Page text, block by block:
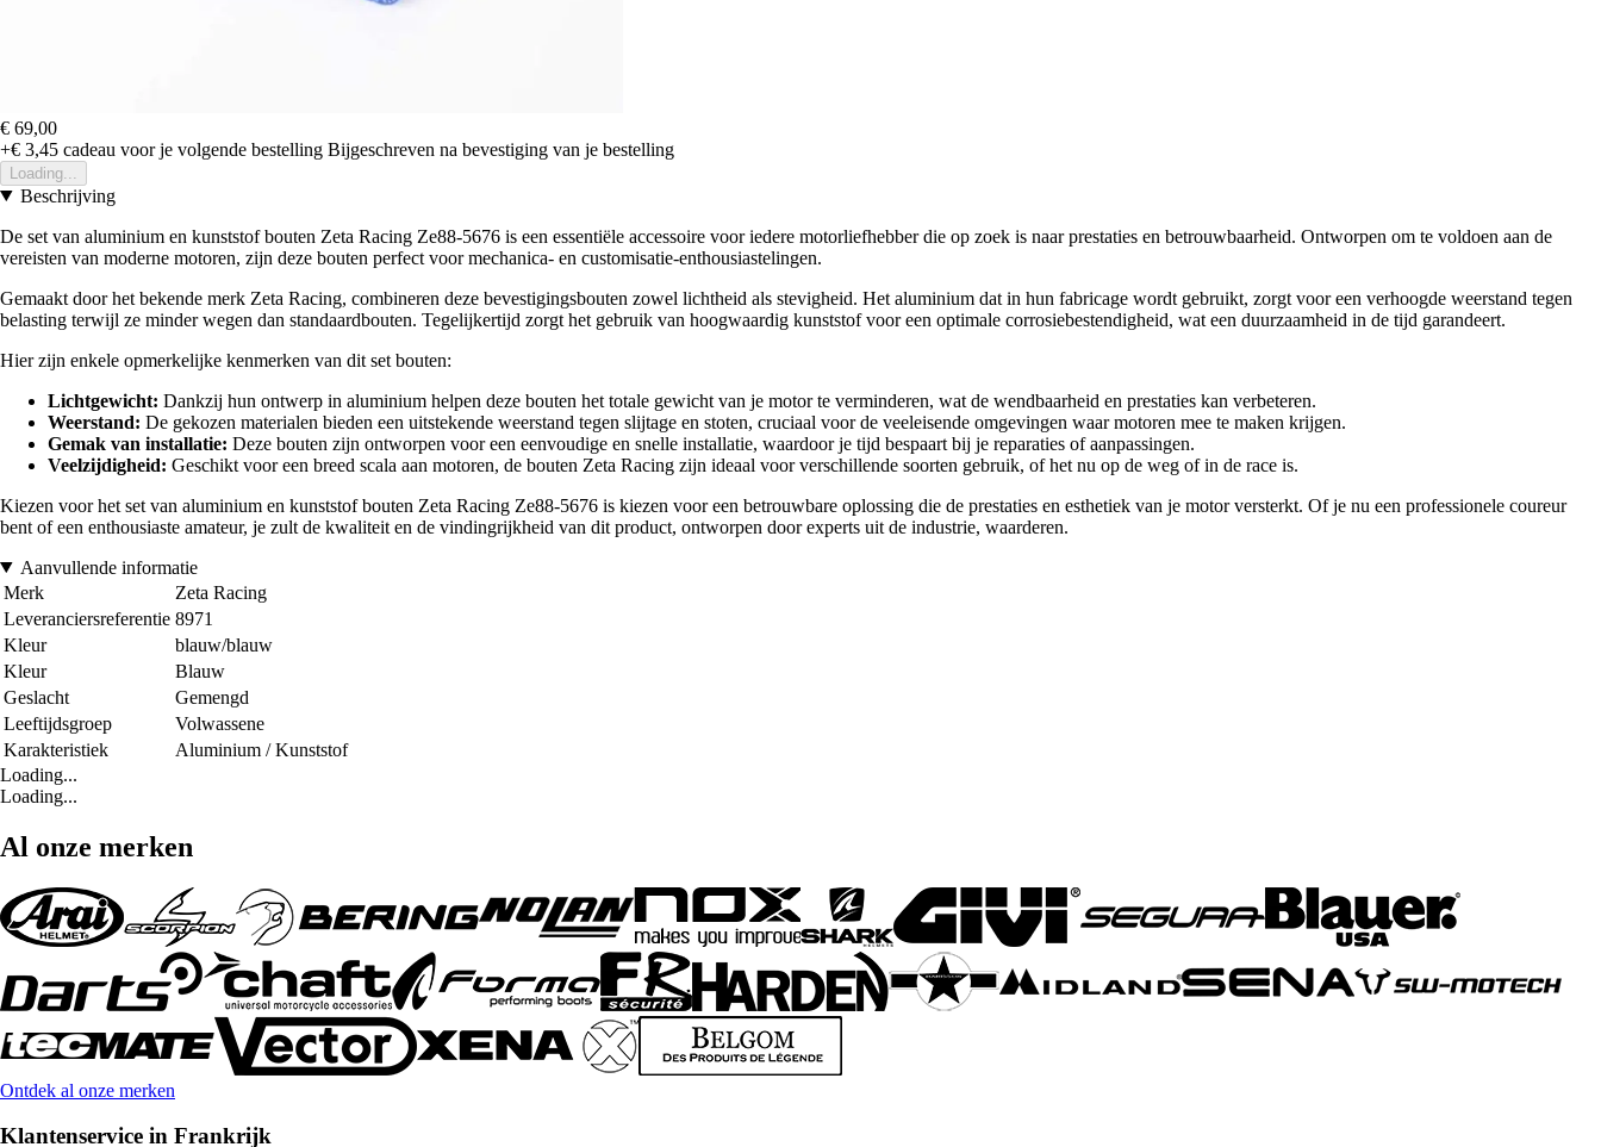
€ 69,00
+€ 3,45 cadeau voor je volgende bestelling Bijgeschreven na bevestiging van je bestelling
Loading...
Beschrijving
De set van aluminium en kunststof bouten Zeta Racing Ze88-5676 is een essentiële accessoire voor iedere motorliefhebber die op zoek is naar prestaties en betrouwbaarheid. Ontworpen om te voldoen aan de
vereisten van moderne motoren, zijn deze bouten perfect voor mechanica- en customisatie-enthousiastelingen.
Gemaakt door het bekende merk Zeta Racing, combineren deze bevestigingsbouten zowel lichtheid als stevigheid. Het aluminium dat in hun fabricage wordt gebruikt, zorgt voor een verhoogde weerstand tegen
belasting terwijl ze minder wegen dan standaardbouten. Tegelijkertijd zorgt het gebruik van hoogwaardig kunststof voor een optimale corrosiebestendigheid, wat een duurzaamheid in de tijd garandeert.
Hier zijn enkele opmerkelijke kenmerken van dit set bouten:
Lichtgewicht: Dankzij hun ontwerp in aluminium helpen deze bouten het totale gewicht van je motor te verminderen, wat de wendbaarheid en prestaties kan verbeteren.
Weerstand: De gekozen materialen bieden een uitstekende weerstand tegen slijtage en stoten, cruciaal voor de veeleisende omgevingen waar motoren mee te maken krijgen.
Gemak van installatie: Deze bouten zijn ontworpen voor een eenvoudige en snelle installatie, waardoor je tijd bespaart bij je reparaties of aanpassingen.
Veelzijdigheid: Geschikt voor een breed scala aan motoren, de bouten Zeta Racing zijn ideaal voor verschillende soorten gebruik, of het nu op de weg of in de race is.
Kiezen voor het set van aluminium en kunststof bouten Zeta Racing Ze88-5676 is kiezen voor een betrouwbare oplossing die de prestaties en esthetiek van je motor versterkt. Of je nu een professionele coureur
bent of een enthousiaste amateur, je zult de kwaliteit en de vindingrijkheid van dit product, ontworpen door experts uit de industrie, waarderen.
Aanvullende informatie
Merk
Zeta Racing
Leveranciersreferentie 8971
Kleur
blauw/blauw
Kleur
Blauw
Geslacht
Gemengd
Leeftijdsgroep
Volwassene
Karakteristiek
Aluminium / Kunststof
Loading...
Loading...
Al onze merken
Ontdek al onze merken
Klantenservice in Frankrijk